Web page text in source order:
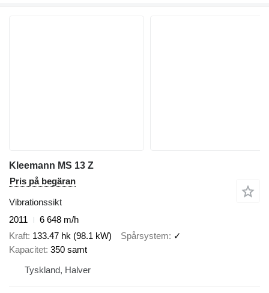
Kleemann MS 13 Z
Pris på begäran
Vibrationssikt
2011
6 648 m/h
Kraft 133.47 hk (98.1 kW) Spårsystem
✓
Kapacitet 350 samt
Tyskland, Halver